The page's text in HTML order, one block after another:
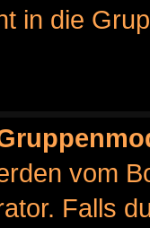
in die
vom
Falls